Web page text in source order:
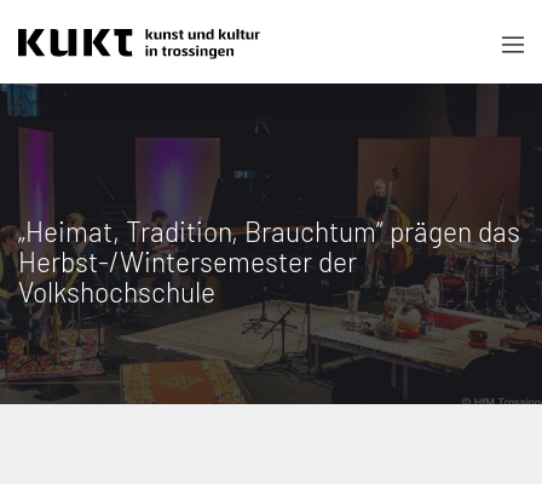
„Heimat, Tradition, Brauchtum“ prägen das
Herbst-/Wintersemester der
Volkshochschule